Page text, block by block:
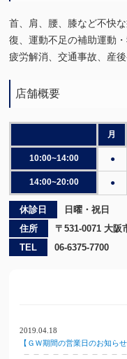
首、肩、腰、膝など不快
復、運動不足の補助運動
疲労解消、交通事故、産
店舗概要
月
10:00~14:00 ●
14:00~20:00 ●
休診日
日曜・祝日
住所
〒531-0071 大
TEL
06-6375-7700
2019.04.18
【ＧＷ期間の営業日のお知らせ